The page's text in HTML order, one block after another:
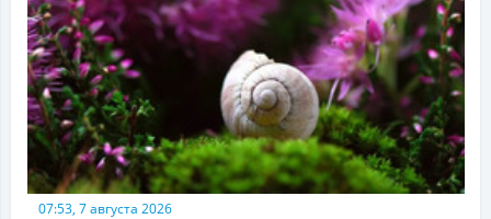
07:53, 7 августа 2026